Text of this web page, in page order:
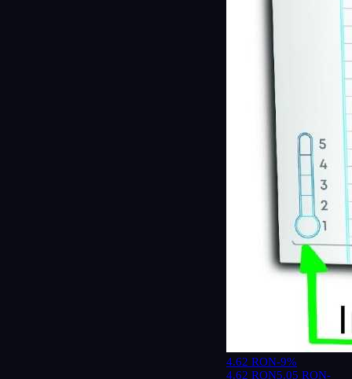
4.62 RON-9%
4.62 RON5.05 RON-